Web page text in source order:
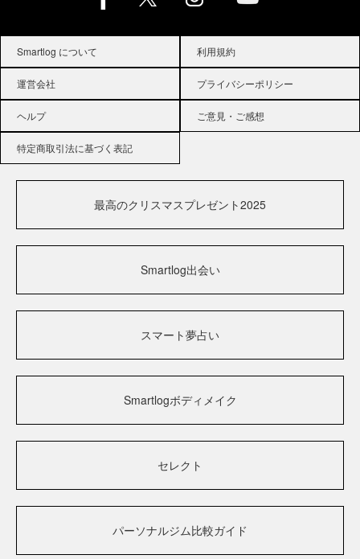
Smartlog について 利用規約
運営会社 プライバシーポリシー
ヘルプ ご意見・ご感想
特定商取引法に基づく表記
最高のクリスマスプレゼント2025
Smartlog出会い
スマート夢占い
Smartlogボディメイク
セレクト
パーソナルジム比較ガイド